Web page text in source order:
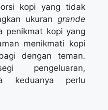
kopi yang tidak
ukuran grande
penikmat kopi yang
menikmati kopi
dengan teman.
pengeluaran,
keduanya perlu